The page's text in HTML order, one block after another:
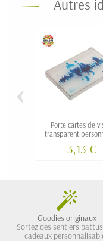
Autres
Porte cartes de
transparent
3,13 €
‹
Goodies originaux
Sortez des sentiers
cadeaux